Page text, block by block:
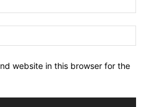
website in this browser for the